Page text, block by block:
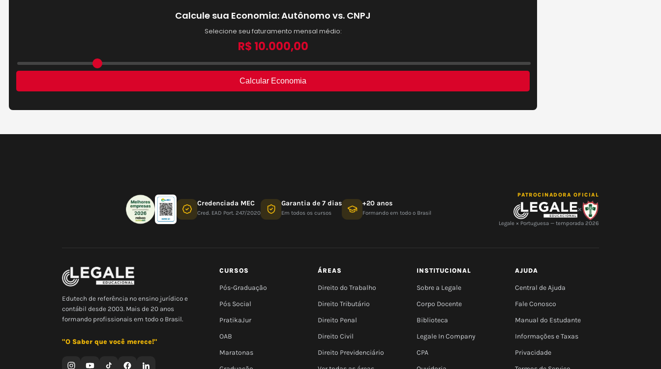
Credenciada MEC
Cred. EAD Port. 247/2020
Garantia de 7 dias
Em todos os cursos
+20 anos
Formando em todo o Brasil
PATROCINADORA OFICIAL
×
Legale × Portuguesa — temporada 2026
Edutech de referência no ensino jurídico e
contábil desde 2003. Mais de 20 anos
formando profissionais em todo o Brasil.
"O Saber que você merece!"
CURSOS
Pós-Graduação
Pós Social
PratikaJur
OAB
Maratonas
ÁREAS
Direito do Trabalho
Direito Tributário
Direito Penal
Direito Civil
Direito Previdenciário
INSTITUCIONAL
Sobre a Legale
Corpo Docente
Biblioteca
Legale In Company
CPA
AJUDA
Central de Ajuda
Fale Conosco
Manual do Estudante
Informações e Taxas
Privacidade